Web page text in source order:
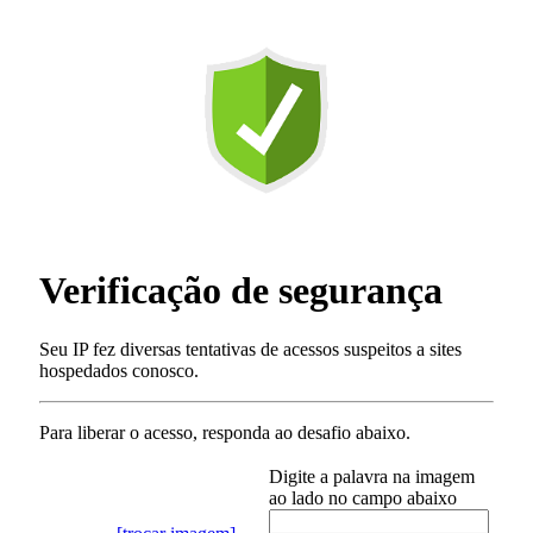
Verificação de segurança
Seu IP fez diversas tentativas de acessos suspeitos a sites
hospedados conosco.
Para liberar o acesso, responda ao desafio abaixo.
Digite a palavra na imagem
ao lado no campo abaixo